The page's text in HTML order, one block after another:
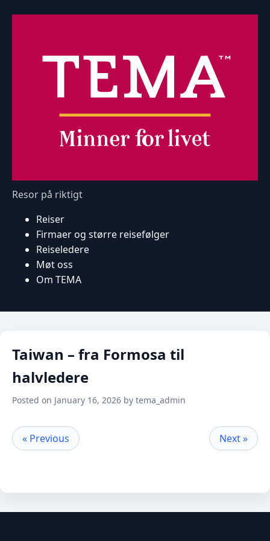
Resor på riktigt
Reiser
Firmaer og større reisefølger
Reiseledere
Møt oss
Om TEMA
Taiwan – fra Formosa til
halvledere
Posted on January 16, 2026 by tema_admin
« Previous Next »